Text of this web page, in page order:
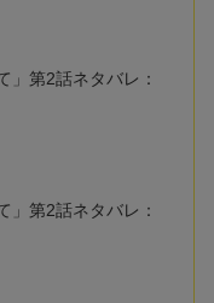
」第2話ネタバレ：
」第2話ネタバレ：